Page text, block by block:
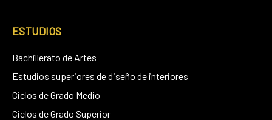
ESTUDIOS
Bachillerato de Artes
Estudios superiores de diseño de interiores
Ciclos de Grado Medio
Ciclos de Grado Superior